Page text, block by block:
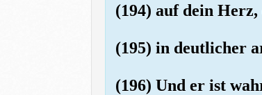
(194) auf dein
(195) in deutlicher
(196) Und er ist